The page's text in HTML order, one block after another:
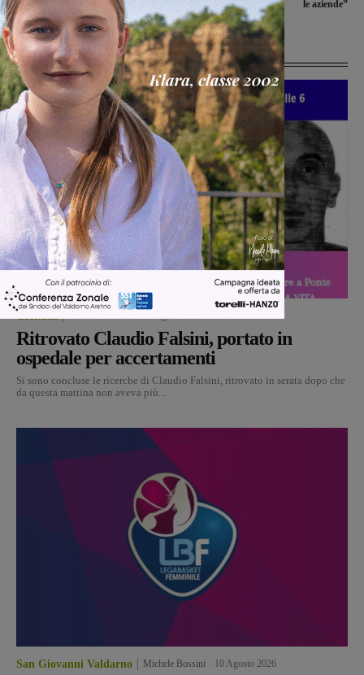
le aziende”
Ultime Notizie
Ritrovato Claudio Falsini, portato in
ospedale per accertamenti
Si sono concluse le ricerche di Claudio Falsini, ritrovato in serata dopo che
da questa mattina non aveva più...
San Giovanni Valdarno Michele Bossini 10 Agosto 2026